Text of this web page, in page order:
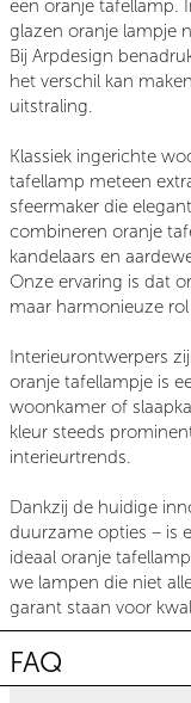
een oranje tafellamp.
glazen oranje lampje
Bij Arpdesign
het verschil kan
uitstraling.
Klassiek ingerichte
tafellamp meteen
sfeermaker die
combineren oranje
kandelaars en
Onze ervaring is dat
maar harmonieuze
Interieurontwerpers
oranje tafellampje is
woonkamer of
kleur steeds
interieurtrends.
Dankzij de huidige
duurzame opties – is
ideaal oranje
we lampen die niet
garant staan voor
FAQ